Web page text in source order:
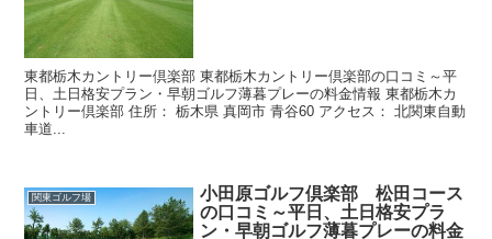
東都栃木カントリー倶楽部 東都栃木カントリー倶楽部の口コミ～平
日、土日格安プラン・早朝ゴルフ薄暮プレーの料金情報 東都栃木カ
ントリー倶楽部 住所： 栃木県 真岡市 青谷60 アクセス： 北関東自動
車道...
関東ゴルフ場
小田原ゴルフ倶楽部 松田コース
の口コミ～平日、土日格安プラ
ン・早朝ゴルフ薄暮プレーの料金